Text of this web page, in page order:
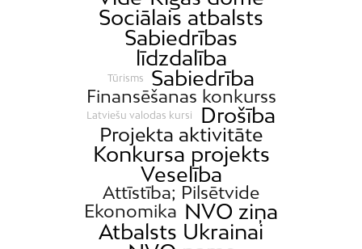
Sociālais atbalsts
Sabiedrības
līdzdalība
Tūrisms Sabiedrība
Finansēšanas konkurss
Latviešu valodas kursi Drošība
Projekta aktivitāte
Konkursa projekts
Veselība
Attīstība; Pilsētvide
Ekonomika NVO ziņa
Atbalsts Ukrainai